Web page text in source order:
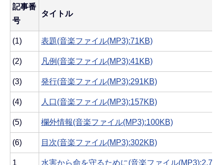
記事番
号
タイトル
(1) 表題(音楽ファイル(MP3):71KB)
(2) 凡例(音楽ファイル(MP3):41KB)
(3) 発行(音楽ファイル(MP3):291KB)
(4) 人口(音楽ファイル(MP3):157KB)
(5) 欄外情報(音楽ファイル(MP3):100KB)
(6) 目次(音楽ファイル(MP3):302KB)
1 水害から命を守るために(音楽ファイル